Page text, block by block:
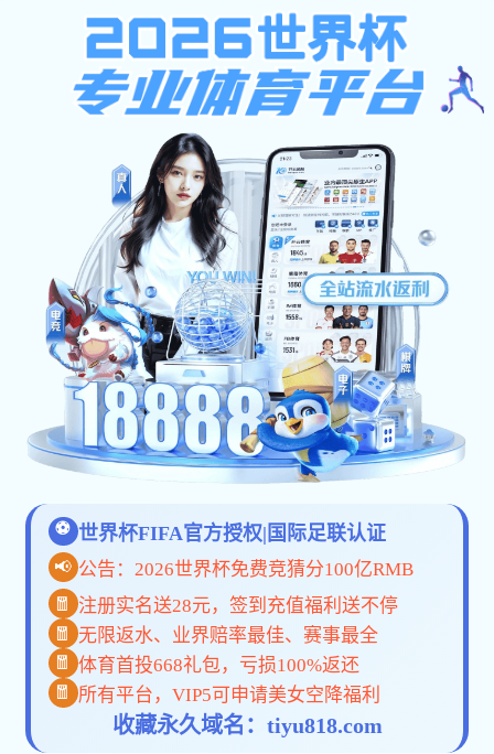
777真人:文明创建
首页 文明创建 校歌